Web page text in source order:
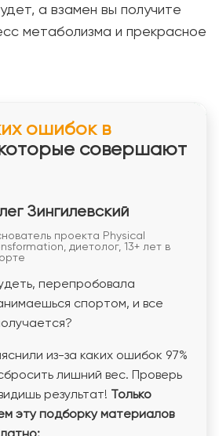
а взамен вы получите
метаболизма и прекрасное
ошибок в
совершают
Зингилевский
проекта Physical
диетолог, 13+ лет в
перепробовала
спортом, и все
из-за каких ошибок 97%
лишний вес. Проверь
результат! Только
эту подборку материалов